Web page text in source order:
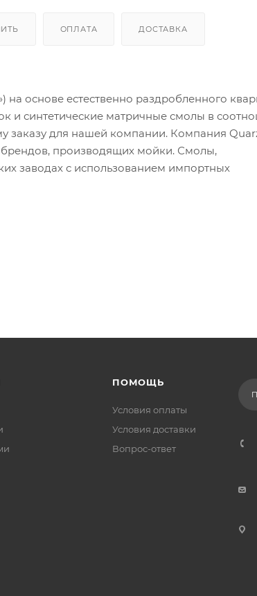
ОПЛАТА ДОСТАВКА
основе естественно раздробленного
и синтетические матричные смолы в
заказу для нашей компании. Компания
производящих мойки. Смолы,
заводах с использованием импортных
ПОМОЩЬ
Условия оплаты
Условия доставки
Вопрос-ответ